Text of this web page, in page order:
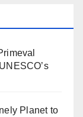
Planet to